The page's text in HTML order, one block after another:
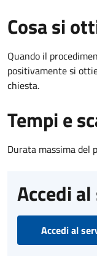
Cosa si
Quando il
positivamente si
chiesta.
Tempi e
Durata massima del
Accedi
Accedi al